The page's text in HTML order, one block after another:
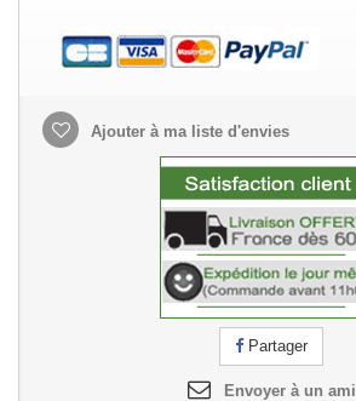
Ajouter à ma liste d'envies
Partager
Envoyer à un ami